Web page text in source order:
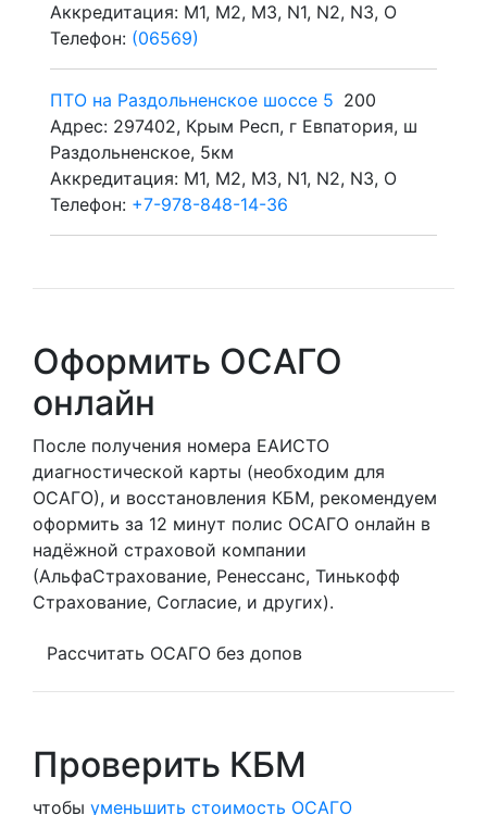
Аккредитация: M1, M2, M3, N1, N2, N3, O
Телефон: (06569)
ПТО на Раздольненское шоссе 5 200
Адрес: 297402, Крым Респ, г Евпатория, ш
Раздольненское, 5км
Аккредитация: M1, M2, M3, N1, N2, N3, O
Телефон: +7-978-848-14-36
Оформить ОСАГО
онлайн
После получения номера ЕАИСТО
диагностической карты (необходим для
ОСАГО), и восстановления КБМ, рекомендуем
оформить за 12 минут полис ОСАГО онлайн в
надёжной страховой компании
(АльфаСтрахование, Ренессанс, Тинькофф
Страхование, Согласие, и других).
Рассчитать ОСАГО без допов
Проверить КБМ
чтобы уменьшить стоимость ОСАГО